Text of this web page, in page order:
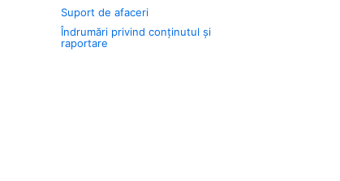
Suport de afaceri
Îndrumări privind conținutul și
raportare